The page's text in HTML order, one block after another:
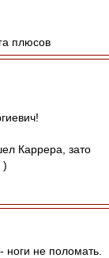
плюсов
Каррера, зато
)
ноги не поломать.